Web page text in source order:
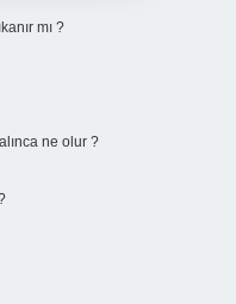
mı ?
ne olur ?